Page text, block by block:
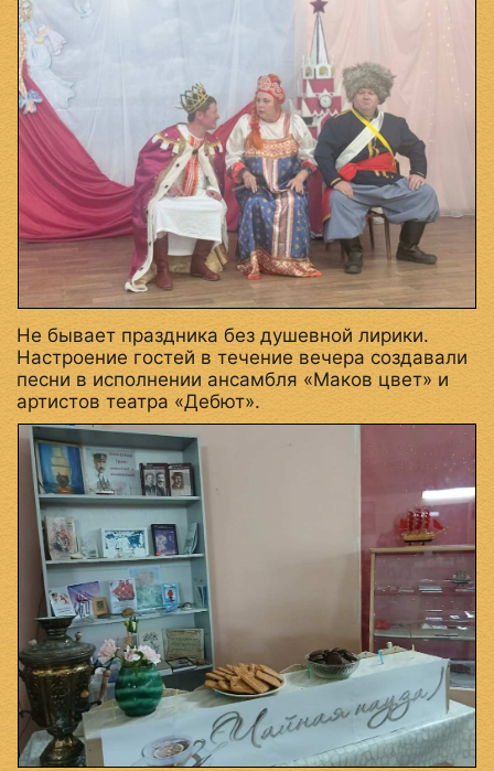
Не бывает праздника без душевной лирики.
Настроение гостей в течение вечера создавали
песни в исполнении ансамбля «Маков цвет» и
артистов театра «Дебют».